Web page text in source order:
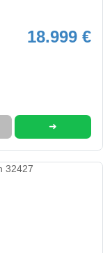
18.999 €
➜